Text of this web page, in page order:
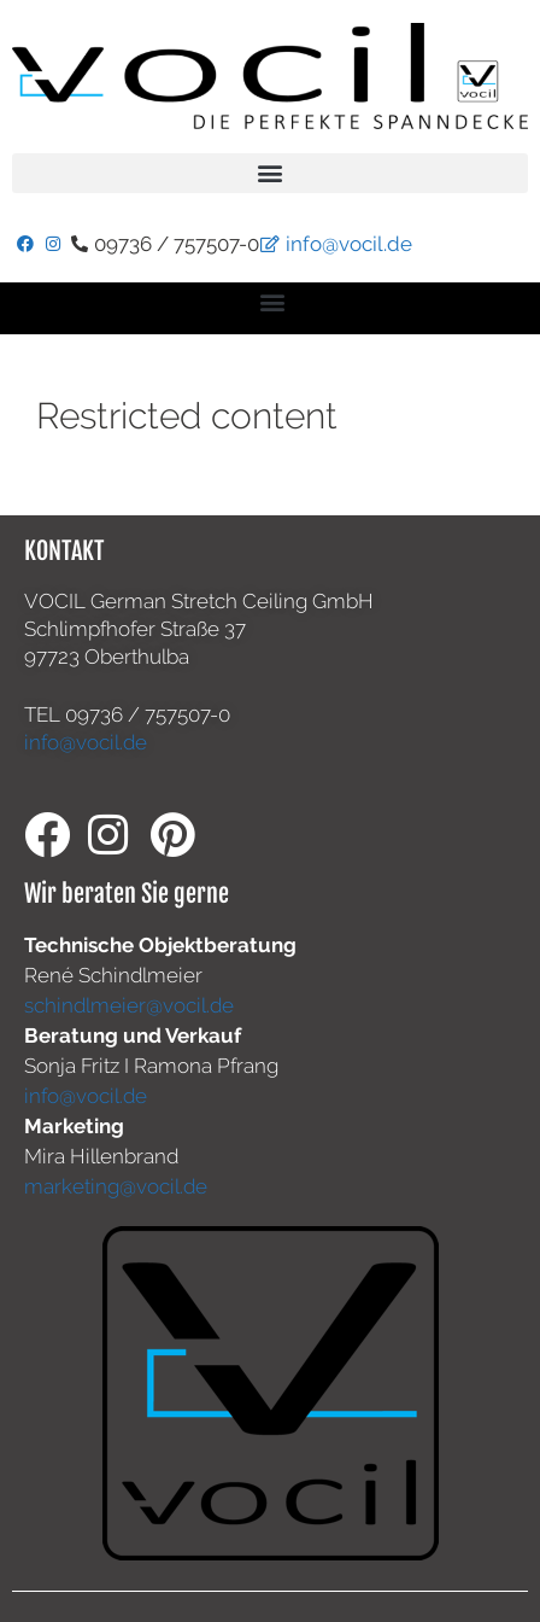
09736 / 757507-0 info@vocil.de
Restricted content
KONTAKT
VOCIL German Stretch Ceiling GmbH
Schlimpfhofer Straße 37
97723 Oberthulba
TEL 09736 / 757507-0
info@vocil.de
Wir beraten Sie gerne
Technische Objektberatung
René Schindlmeier
schindlmeier@vocil.de
Beratung und Verkauf
Sonja Fritz I Ramona Pfrang
info@vocil.de
Marketing
Mira Hillenbrand
marketing@vocil.de